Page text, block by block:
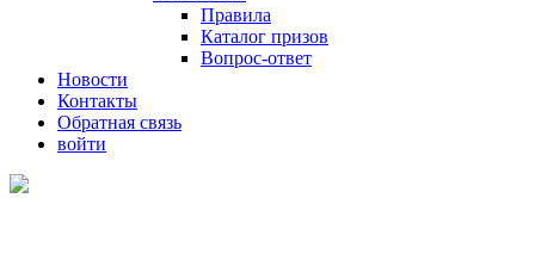
Правила
Каталог призов
Вопрос-ответ
Новости
Контакты
Обратная связь
войти